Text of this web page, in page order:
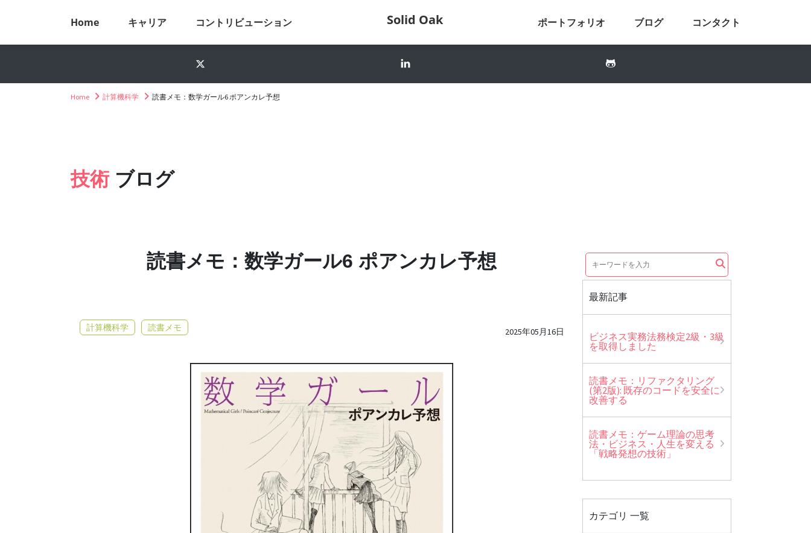
Home キャリア コントリビューション Solid Oak ポートフォリオ ブログ コンタクト
Home 計算機科学 読書メモ：数学ガール6 ポアンカレ予想
技術 ブログ
読書メモ：数学ガール6 ポアンカレ予想
計算機科学 読書メモ 2025年05月16日
最新記事
ビジネス実務法務検定2級・3級
を取得しました
読書メモ：リファクタリング
(第2版): 既存のコードを安全に
改善する
読書メモ：ゲーム理論の思考
法・ビジネス・人生を変える
「戦略発想の技術」
カテゴリ 一覧